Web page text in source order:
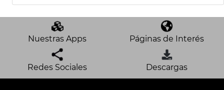
Nuestras Apps Páginas de Interés
Redes Sociales Descargas